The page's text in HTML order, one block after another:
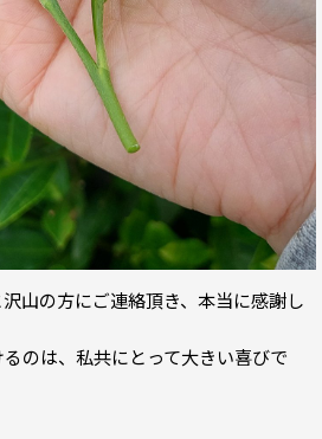
山の方にご連絡頂き、本当に感謝し
のは、私共にとって大きい喜びで